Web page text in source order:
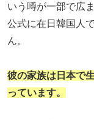
いう噂が一部で広
公式に在日韓国人
ん。
彼の家族は日本で
っています。